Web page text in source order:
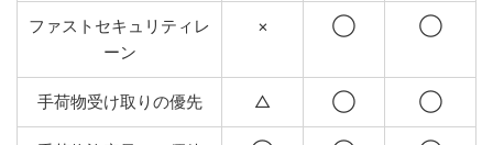
ファストセキュリティレ
ーン
× ◯ ◯
手荷物受け取りの優先 △ ◯ ◯